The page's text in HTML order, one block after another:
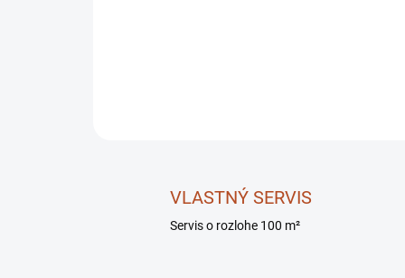
VLASTNÝ SERVIS
Servis o rozlohe 100 m²